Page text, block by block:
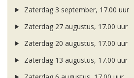
Zaterdag 3 september, 17.00 uur
Zaterdag 27 augustus, 17.00 uur
Zaterdag 20 augustus, 17.00 uur
Zaterdag 13 augustus, 17.00 uur